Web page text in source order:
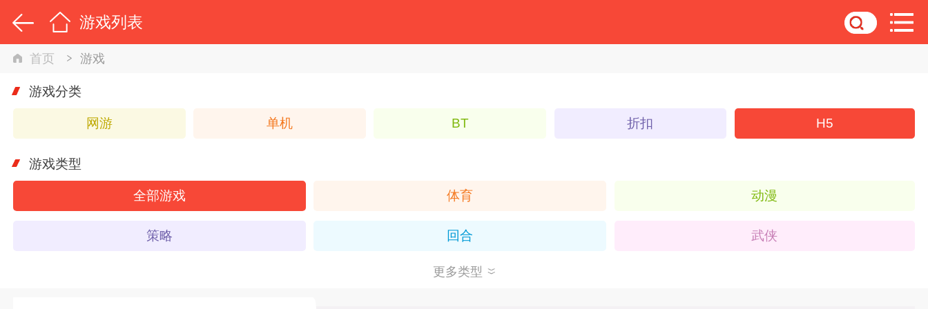
游戏列表
首页 游戏
游戏分类
网游 单机 BT 折扣 H5
游戏类型
全部游戏 体育 动漫
策略 回合 武侠
卡牌
更多类型